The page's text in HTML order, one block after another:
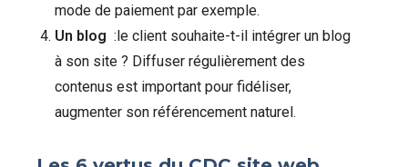
mode de paiement par exemple.
Un blog :le client souhaite-t-il intégrer un blog
à son site ? Diffuser régulièrement des
contenus est important pour fidéliser,
augmenter son référencement naturel.